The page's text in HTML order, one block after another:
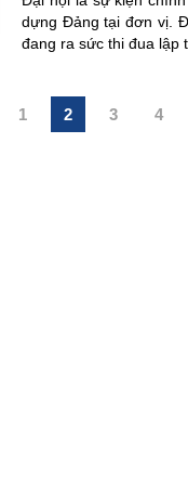
dựng Đảng tại đơn vị.
đang ra sức thi đua lập
1 2 3 4